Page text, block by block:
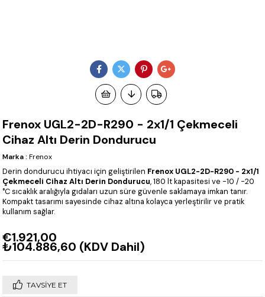
Frenox UGL2-2D-R290 - 2x1/1 Çekmeceli
Cihaz Altı Derin Dondurucu
Marka : Frenox
Derin dondurucu ihtiyacı için geliştirilen Frenox UGL2-2D-R290 - 2x1/1
Çekmeceli Cihaz Altı Derin Dondurucu, 180 lt kapasitesi ve -10 / -20
°C sıcaklık aralığıyla gıdaları uzun süre güvenle saklamaya imkan tanır.
Kompakt tasarımı sayesinde cihaz altına kolayca yerleştirilir ve pratik
kullanım sağlar.
€1.921,00
₺104.886,60 (KDV Dahil)
TAVSIYE ET